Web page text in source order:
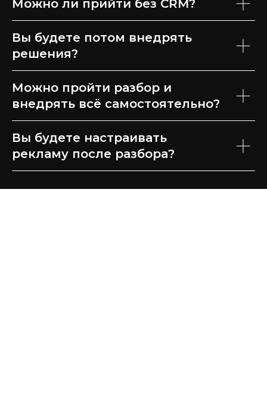
Можно ли прийти без CRM?
Вы будете потом внедрять
решения?
Можно пройти разбор и
внедрять всё самостоятельно?
Вы будете настраивать
рекламу после разбора?